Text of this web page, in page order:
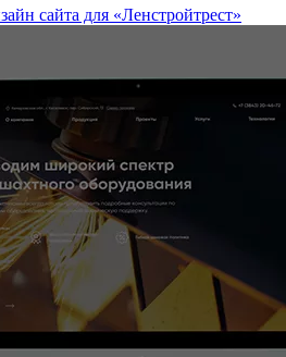
сайта для «Ленстройтрест»